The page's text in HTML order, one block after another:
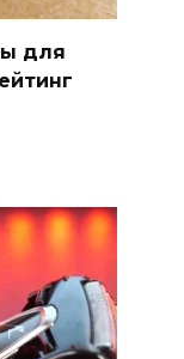
для